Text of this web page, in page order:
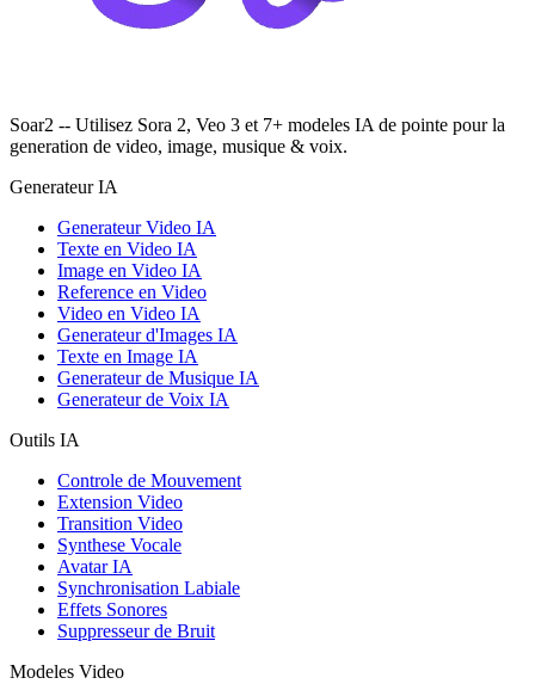
Soar2 -- Utilisez Sora 2, Veo 3 et 7+ modeles IA de pointe pour la
generation de video, image, musique & voix.
Generateur IA
Generateur Video IA
Texte en Video IA
Image en Video IA
Reference en Video
Video en Video IA
Generateur d'Images IA
Texte en Image IA
Generateur de Musique IA
Generateur de Voix IA
Outils IA
Controle de Mouvement
Extension Video
Transition Video
Synthese Vocale
Avatar IA
Synchronisation Labiale
Effets Sonores
Suppresseur de Bruit
Modeles Video